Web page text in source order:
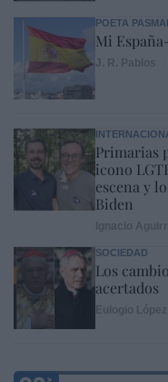
POETA
Mi
Primarias
icono
escena y
Biden
SOCIEDAD
Los
acertados